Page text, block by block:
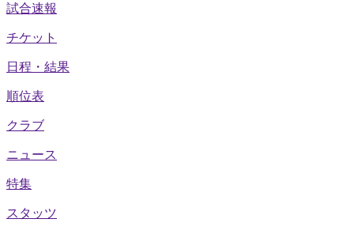
試合速報
チケット
日程・結果
順位表
クラブ
ニュース
特集
スタッツ